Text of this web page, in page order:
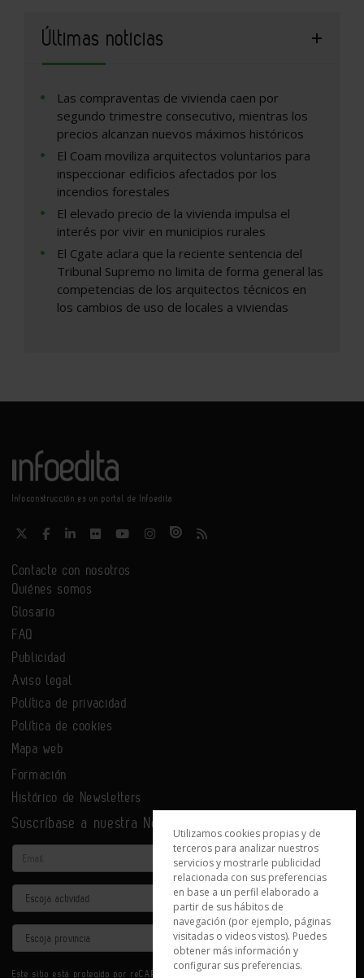
Últimas noticias
Las compraventas de vivienda caen por
segundo trimestre consecutivo, mientras los
precios alcanzan nuevos máximos históricos
El Coam moviliza arquitectos voluntarios para
inspeccionar edificios afectados por los
incendios forestales
El elevado precio de la vivienda impulsa el
interés por vivir en municipios rurales
El Cgate aclara que la reciente sentencia del
Tribunal Supremo no limita de forma general las
competencias de los arquitectos técnicos en
los cambios de uso de locales a viviendas
Infoconstrucción es un portal de Infoedita
Contacte con nosotros
Quiénes somos
Glosario
FAQ
Publicidad
Aviso legal
Política de privacidad
Política de cookies
Mapa web
Formación
Histórico de Newsletters
Suscríbase a nuestra Newsletter
Email
Actividad
Provincia
Este sitio está protegido por reCAPTCHA y se aplican la
Utilizamos cookies propias y de
terceros para analizar nuestros
servicios y mostrarle publicidad
relacionada con sus preferencias
en base a un perfil elaborado a
partir de sus hábitos de
navegación (por ejemplo, páginas
visitadas o videos vistos). Puedes
obtener más información y
configurar sus preferencias.